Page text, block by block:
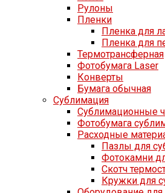
Рулоны
Пленки
Пленка для
Пленка для
Термотрансферная
Фотобумага Laser
Конверты
Бумага обычная
Сублимация
Сублимационные
Фотобумага
Расходные
Пазлы для
Фотокамни
Скотч
Кружки для